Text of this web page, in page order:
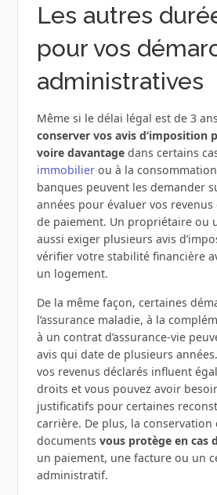
Les autres
pour vos
administratives
Même si le délai légal est de 3
conserver vos avis d’imposition
voire davantage dans certains
immobilierou à la
banques peuvent les demander
années pour évaluer vos
de paiement. Un propriétaire ou
aussi exiger plusieurs avis
vérifier votre stabilité financière
un logement.
De la même façon, certaines
l’assurance maladie, à la
à un contrat d’assurance-vie
avis qui date de plusieurs années.
vos revenus déclarés influent
droits et vous pouvez avoir
justificatifs pour certaines
carrière. De plus, la conservation
documents vous protège en cas
un paiement, une facture ou un
administratif.